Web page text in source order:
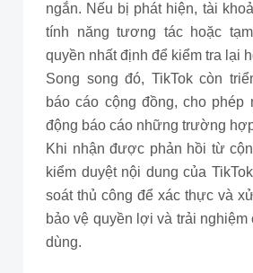
ngắn. Nếu bị phát hiện, tài
tính năng tương tác hoặc
quyền nhất định để kiểm tra lại
Song song đó, TikTok còn
báo cáo cộng đồng, cho phép
động báo cáo những trường
Khi nhận được phản hồi từ
kiểm duyệt nội dung của
soát thủ công để xác thực và
bảo vệ quyền lợi và trải
dùng.